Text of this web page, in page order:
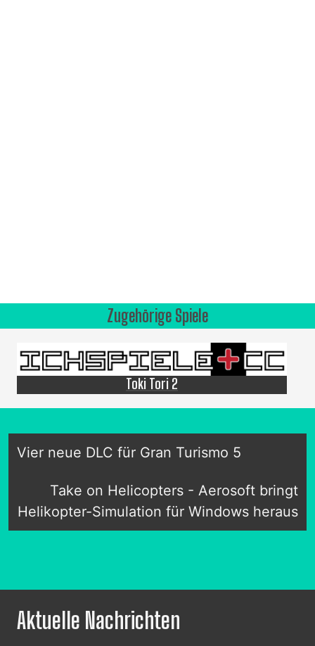
Zugehörige Spiele
Toki Tori 2
Vier neue DLC für Gran Turismo 5
Take on Helicopters - Aerosoft bringt
Helikopter-Simulation für Windows heraus
Aktuelle Nachrichten